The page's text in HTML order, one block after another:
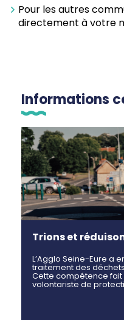
Pour les autres
directement à votre
Informations
Trions et
L’Agglo Seine-Eure a
traitement des
Cette compétence
volontariste de